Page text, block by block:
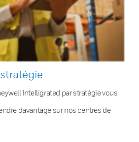
Intelligrated par stratégie vous
davantage sur nos centres de